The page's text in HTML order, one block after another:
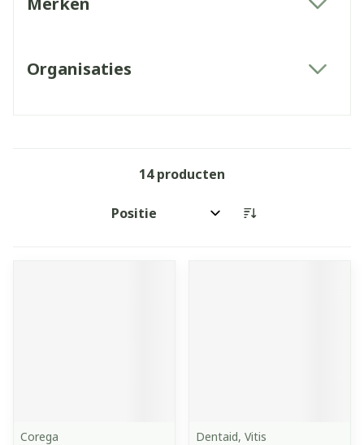
Organisaties
14producten
Sorteer op:
Corega
Dentaid, Vitis